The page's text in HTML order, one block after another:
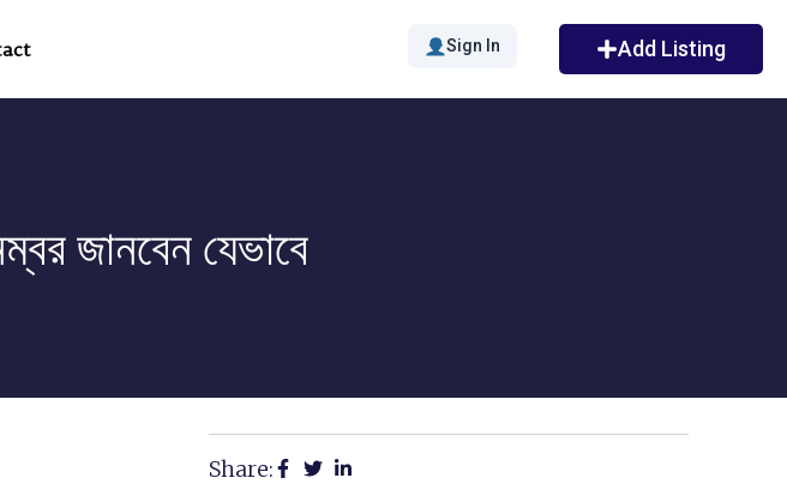
Sign In Add Listing
জানবেন যেভাবে
Share: